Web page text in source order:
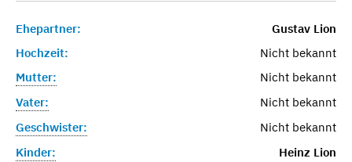
Ehepartner:
Gustav Lion
Hochzeit:
Nicht bekannt
Mutter:
Nicht bekannt
Vater:
Nicht bekannt
Geschwister:
Nicht bekannt
Kinder:
Heinz Lion